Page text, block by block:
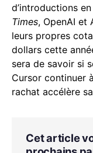
d’introductions
Times, OpenAI et
leurs propres
dollars cette
sera de savoir si
Cursor continuer
rachat accélère
Cet article